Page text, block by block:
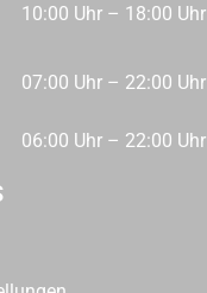
10:00 Uhr – 18:00 Uhr
07:00 Uhr – 22:00 Uhr
06:00 Uhr – 22:00 Uhr